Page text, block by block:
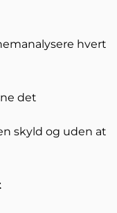
hvert
det
skyld og uden at